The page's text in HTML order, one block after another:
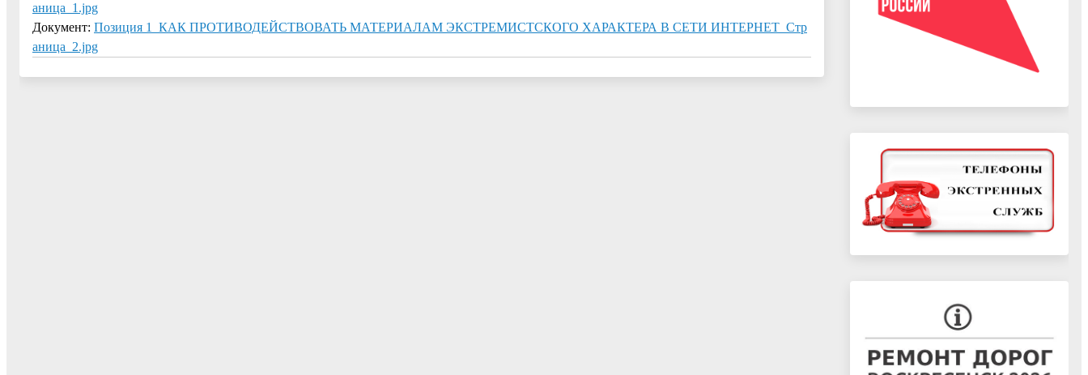
аница_1.jpg
Документ: Позиция 1_КАК ПРОТИВОДЕЙСТВОВАТЬ МАТЕРИАЛАМ ЭКСТРЕМИСТСКОГО ХАРАКТЕРА В СЕТИ ИНТЕРНЕТ_Стр
аница_2.jpg